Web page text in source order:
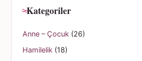
Kategoriler
Anne – Çocuk (26)
Hamilelik (18)